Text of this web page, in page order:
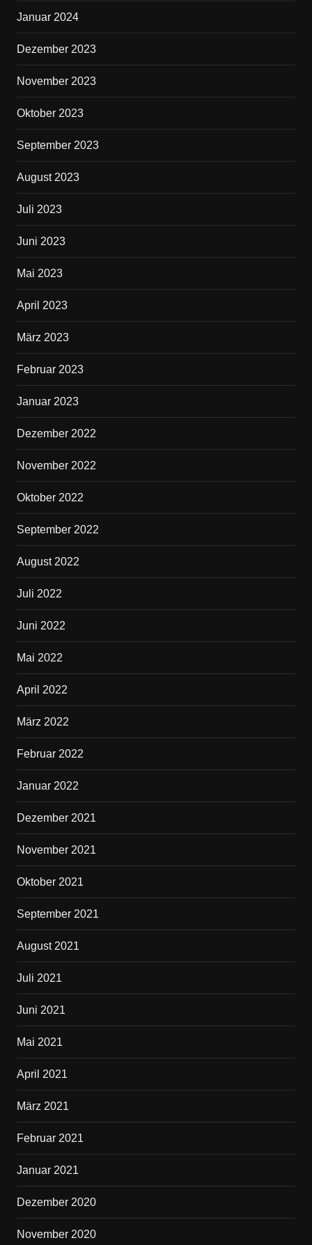
Januar 2024
Dezember 2023
November 2023
Oktober 2023
September 2023
August 2023
Juli 2023
Juni 2023
Mai 2023
April 2023
März 2023
Februar 2023
Januar 2023
Dezember 2022
November 2022
Oktober 2022
September 2022
August 2022
Juli 2022
Juni 2022
Mai 2022
April 2022
März 2022
Februar 2022
Januar 2022
Dezember 2021
November 2021
Oktober 2021
September 2021
August 2021
Juli 2021
Juni 2021
Mai 2021
April 2021
März 2021
Februar 2021
Januar 2021
Dezember 2020
November 2020